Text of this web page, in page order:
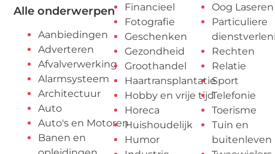
Alle onderwerpen
Aanbiedingen
Adverteren
Afvalverwerking
Alarmsysteem
Architectuur
Auto
Auto's en Motoren
Banen en
Financieel
Fotografie
Geschenken
Gezondheid
Groothandel
Haartransplantatie
Hobby en vrije tijd
Horeca
Huishoudelijk
Humor
Oog Laseren
Particuliere
Rechten
Relatie
Sport
Telefonie
Toerisme
Tuin en
buitenleven